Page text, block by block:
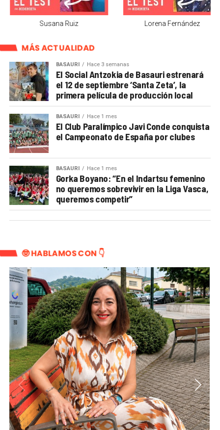
Lorena Fernández Ager Aguirre
MÁS ACTUALIDAD
BASAURI Hace 3 semanas
El Social Antzokia de Basauri estrenará
el 12 de septiembre ‘Santa Zeta’, la
primera película de producción local
BASAURI Hace 1 mes
El Club Paralímpico Javi Conde conquista
el Campeonato de España por clubes
BASAURI Hace 1 mes
Gorka Boyano: “En el Indartsu femenino
no queremos sobrevivir en la Liga Vasca,
queremos competir”
🤓 HABLAMOS CON 👇